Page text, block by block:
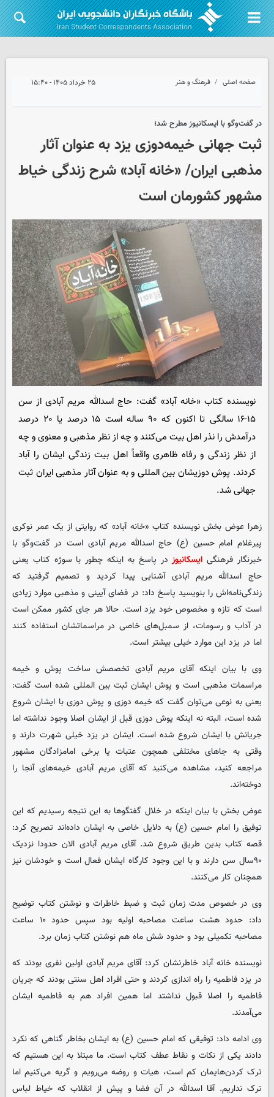
صفحه اصلی فرهنگ و هنر ۲۵ خرداد ۱۴۰۵ - ۱۵:۴۰
در گفت‌وگو با ایسکانیوز مطرح شد؛
ثبت جهانی خیمه‌دوزی یزد به عنوان آثار
مذهبی ایران/ «خانه آباد» شرح زندگی خیاط
مشهور کشورمان است
نویسنده کتاب «خانه آباد» گفت: حاج اسدالله مریم آبادی از سن
۱۵-۱۶ سالگی تا اکنون که ۹۰ ساله است ۱۵ درصد یا ۲۰ درصد
درآمدش را نذر اهل بیت می‌کنند و چه از نظر مذهبی و معنوی و چه
از نظر زندگی و رفاه ظاهری واقعاً اهل بیت زندگی ایشان را آباد
کردند. پوش دوزیشان بین المللی و به عنوان آثار مذهبی ایران ثبت
جهانی شد.
زهرا عوض بخش نویسنده کتاب «خانه آباد» که روایتی از یک عمر نوکری
پیرغلام امام حسین (ع) حاج اسدالله مریم آبادی است در گفت‌وگو با
خبرنگار فرهنگی ایسکانیوزدر پاسخ به اینکه چطور با سوژه کتاب یعنی
حاج اسدالله مریم آبادی آشنایی پیدا کردید و تصمیم گرفتید که
زندگی‌نامه‌اش را بنویسید پاسخ داد: در فضای آیینی و مذهبی موارد زیادی
است که تازه و مخصوص خود یزد است. حالا هر جای کشور ممکن است
در آداب و رسومات، از سمبل‌های خاصی در مراسماتشان استفاده کنند
اما در یزد این موارد خیلی بیشتر است.
وی با بیان اینکه آقای مریم آبادی تخصصش ساخت پوش و خیمه
مراسمات مذهبی است و پوش ایشان ثبت بین المللی شده است گفت:
یعنی به نوعی می‌توان گفت که خیمه دوزی و پوش دوزی با ایشان شروع
شده است، البته نه اینکه پوش دوزی قبل از ایشان اصلا وجود نداشته اما
جریانش با ایشان شروع شده است. ایشان در یزد خیلی شهرت دارند و
وقتی به جاهای مختلفی همچون عتبات یا برخی امامزادگان مشهور
مراجعه کنید، مشاهده می‌کنید که آقای مریم آبادی خیمه‌های آنجا را
دوخته‌اند.
عوض بخش با بیان اینکه در خلال گفتگوها به این نتیجه رسیدیم که این
توفیق را امام حسین (ع) به دلایل خاصی به ایشان داده‌اند تصریح کرد:
قصه کتاب بدین طریق شروع شد. آقای مریم آبادی الان حدودا نزدیک
۹۰سال سن دارند و با این وجود کارگاه ایشان فعال است و خودشان نیز
همچنان کار می‌کنند.
وی در خصوص مدت زمان ثبت و ضبط خاطرات و نوشتن کتاب توضیح
داد: حدود هشت ساعت مصاحبه اولیه بود سپس حدود ۱۰ ساعت
مصاحبه تکمیلی بود و حدود شش ماه هم نوشتن کتاب زمان برد.
نویسنده خانه آباد خاطرنشان کرد: آقای مریم آبادی اولین نفری بودند که
در یزد فاطمیه را راه اندازی کردند و حتی افراد اهل سنتی بودند که جریان
فاطمیه را اصلا قبول نداشتد اما همین افراد هم به فاطمیه ایشان
می‌آمدند.
وی ادامه داد: توفیقی که امام حسین (ع) به ایشان بخاطر گناهی که نکرد
دادند یکی از نکات و نقاط عطف کتاب است. ما مبتلا به این هستیم که
ترک کردن‌هایمان کم است، هیات و روضه می‌رویم و گریه می‌کنیم اما
ترک نداریم. آقا اسدالله در آن فضا و پیش از انقلاب که خیاط لباس